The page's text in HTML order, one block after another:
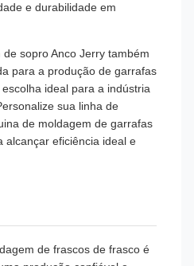
e durabilidade em
sopro Anco Jerry também
para a produção de garrafas
ideal para a indústria
sua linha de
de moldagem de garrafas
alcançar eficiência ideal e
de frascos de frasco é